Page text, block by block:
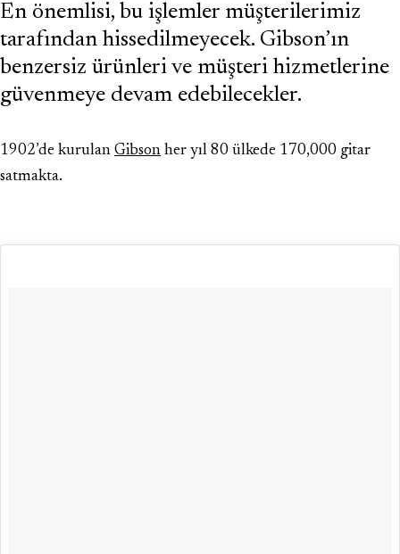
En önemlisi, bu işlemler müşterilerimiz
tarafından hissedilmeyecek. Gibson’ın
benzersiz ürünleri ve müşteri hizmetlerine
güvenmeye devam edebilecekler.
1902’de kurulan Gibson her yıl 80 ülkede 170,000 gitar
satmakta.